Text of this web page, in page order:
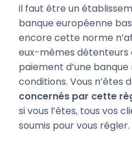
il faut être un
banque européenne
encore cette norme
eux-mêmes détenteurs
paiement d’une
conditions. Vous n’êtes
concernés par cette
si vous l’êtes, tous vos
soumis pour vous régler.